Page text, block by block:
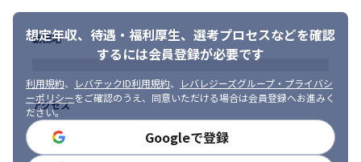
想定年収、待遇・福利厚生、 選考プロセスなどを確認
するには会員登録が必要です
利用規約、 レバテックID利用規約、
レバレジーズグループ・プライバシ
ーポリシーをご確認のうえ、同意いただける場合は会員登録へお進みく
ださい。
Googleで登録
勤務地
アクセス